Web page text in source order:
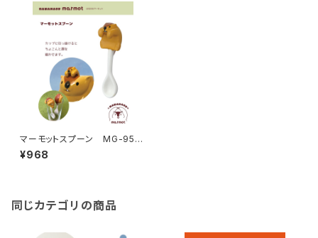
マーモットスプーン MG-9571
2
¥968
同じカテゴリの商品